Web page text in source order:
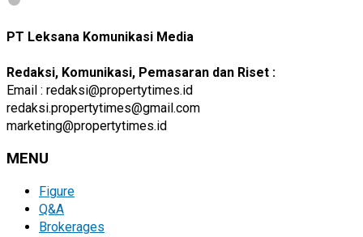
PT Leksana Komunikasi Media
Redaksi, Komunikasi, Pemasaran dan Riset :
Email : redaksi@propertytimes.id
redaksi.propertytimes@gmail.com
marketing@propertytimes.id
MENU
Figure
Q&A
Brokerages